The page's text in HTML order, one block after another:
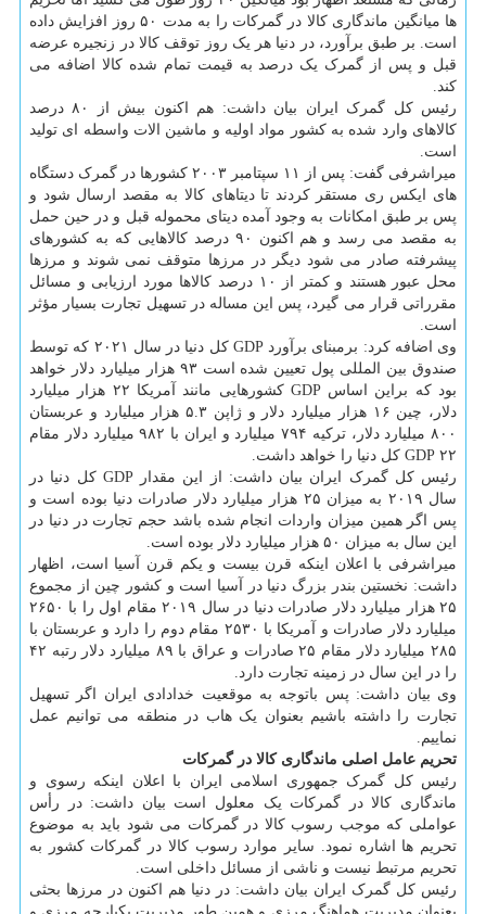
ها میانگین ماندگاری کالا در گمرکات را به مدت ۵۰ روز افزایش داده
است. بر طبق برآورد، در دنیا هر یک روز توقف کالا در زنجیره عرضه
قبل و پس از گمرک یک درصد به قیمت تمام شده کالا اضافه می
کند.
رئیس کل گمرک ایران بیان داشت: هم اکنون بیش از ۸۰ درصد
کالاهای وارد شده به کشور مواد اولیه و ماشین الات واسطه ای تولید
است.
میراشرفی گفت: پس از ۱۱ سپتامبر ۲۰۰۳ کشورها در گمرک دستگاه
های ایکس ری مستقر کردند تا دیتاهای کالا به مقصد ارسال شود و
پس بر طبق امکانات به وجود آمده دیتای محموله قبل و در حین حمل
به مقصد می رسد و هم اکنون ۹۰ درصد کالاهایی که به کشورهای
پیشرفته صادر می شود دیگر در مرزها متوقف نمی شوند و مرزها
محل عبور هستند و کمتر از ۱۰ درصد کالاها مورد ارزیابی و مسائل
مقرراتی قرار می گیرد، پس این مساله در تسهیل تجارت بسیار مؤثر
است.
وی اضافه کرد: برمبنای برآورد GDP کل دنیا در سال ۲۰۲۱ که توسط
صندوق بین المللی پول تعیین شده است ۹۳ هزار میلیارد دلار خواهد
بود که براین اساس GDP کشورهایی مانند آمریکا ۲۲ هزار میلیارد
دلار، چین ۱۶ هزار میلیارد دلار و ژاپن ۵.۳ هزار میلیارد و عربستان
۸۰۰ میلیارد دلار، ترکیه ۷۹۴ میلیارد و ایران با ۹۸۲ میلیارد دلار مقام
۲۲ GDP کل دنیا را خواهد داشت.
رئیس کل گمرک ایران بیان داشت: از این مقدار GDP کل دنیا در
سال ۲۰۱۹ به میزان ۲۵ هزار میلیارد دلار صادرات دنیا بوده است و
پس اگر همین میزان واردات انجام شده باشد حجم تجارت در دنیا در
این سال به میزان ۵۰ هزار میلیارد دلار بوده است.
میراشرفی با اعلان اینکه قرن بیست و یکم قرن آسیا است، اظهار
داشت: نخستین بندر بزرگ دنیا در آسیا است و کشور چین از مجموع
۲۵ هزار میلیارد دلار صادرات دنیا در سال ۲۰۱۹ مقام اول را با ۲۶۵۰
میلیارد دلار صادرات و آمریکا با ۲۵۳۰ مقام دوم را دارد و عربستان با
۲۸۵ میلیارد دلار مقام ۲۵ صادرات و عراق با ۸۹ میلیارد دلار رتبه ۴۲
را در این سال در زمینه تجارت دارد.
وی بیان داشت: پس باتوجه به موقعیت خدادادی ایران اگر تسهیل
تجارت را داشته باشیم بعنوان یک هاب در منطقه می توانیم عمل
نماییم.
تحریم عامل اصلی ماندگاری کالا در گمرکات
رئیس کل گمرک جمهوری اسلامی ایران با اعلان اینکه رسوی و
ماندگاری کالا در گمرکات یک معلول است بیان داشت: در رأس
عواملی که موجب رسوب کالا در گمرکات می شود باید به موضوع
تحریم ها اشاره نمود. سایر موارد رسوب کالا در گمرکات کشور به
تحریم مرتبط نیست و ناشی از مسائل داخلی است.
رئیس کل گمرک ایران بیان داشت: در دنیا هم اکنون در مرزها بحثی